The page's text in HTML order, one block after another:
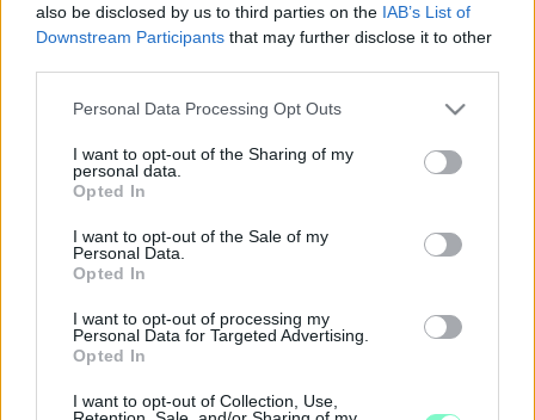
also be disclosed by us to third parties on the IAB’s List of
Downstream Participants that may further disclose it to other
Please note that this website/app uses one or more Google
not limited to your visit or usage behaviour. You may click to
grant or deny consent to Google and its third-party tags to
use your data for below specified purposes in below Google
consent section.
Personal Data Processing Opt Outs
I want to opt-out of the Sharing of my
personal data.
Opted In
I want to opt-out of the Sale of my
Personal Data.
Opted In
I want to opt-out of processing my
Personal Data for Targeted Advertising.
Opted In
I want to opt-out of Collection, Use,
ÖN LÁTOTT MÁR VALAKIT A SZOMBATHELYI
SPORTLIGET PATAKPARTI KERTI BÚTORAIN
FEKÜDNI?
2020. október. 02. 11:27
frissen kihelyezett napozóknál. De máshol talán többen
használnák őket.
AZ INSTÁRA AKARTAK KLASSZ KÉPET
KÉSZÍTENI, EZÉRT FELGYÚJTOTTÁK AZ UTCAI
BÚTORT VESZPRÉMBEN
Két helyi fiú akarta a lakótelepet díszítő játékos utcai bútort
illusztrációnak használni.
FELFEDEZTEK EGY ÚJFAJTA MÉRGES PÓKOT,
AMI PONT AZ EMBEREK BÚTORAIBA FÉSZKELI